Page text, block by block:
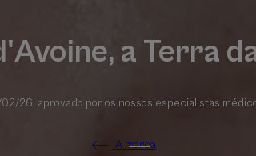
a Terra
02/26, aprovado poros nossos especialistas
A marca